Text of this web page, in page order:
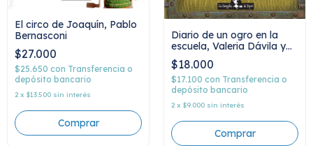
El circo de Joaquín, Pablo
Bernasconi
$27.000
$25.650 con Transferencia o
depósito bancario
2 x $13.500 sin interés
Diario de un ogro en la
escuela, Valeria Dávila y
Mónica López
$18.000
$17.100 con Transferencia o
depósito bancario
2 x $9.000 sin interés